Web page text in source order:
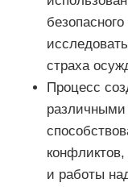
страха
Процесс
и работы